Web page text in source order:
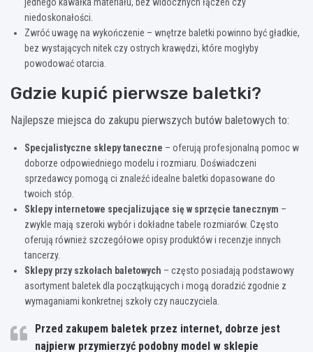
niedoskonałości.
Zwróć uwagę na wykończenie – wnętrze baletki powinno być gładkie,
bez wystających nitek czy ostrych krawędzi, które mogłyby
powodować otarcia.
Gdzie kupić pierwsze baletki?
Najlepsze miejsca do zakupu pierwszych butów baletowych to:
Specjalistyczne sklepy taneczne – oferują profesjonalną pomoc w
doborze odpowiedniego modelu i rozmiaru. Doświadczeni
sprzedawcy pomogą ci znaleźć idealne baletki dopasowane do
twoich stóp.
Sklepy internetowe specjalizujące się w sprzęcie tanecznym –
zwykle mają szeroki wybór i dokładne tabele rozmiarów. Często
oferują również szczegółowe opisy produktów i recenzje innych
tancerzy.
Sklepy przy szkołach baletowych – często posiadają podstawowy
asortyment baletek dla początkujących i mogą doradzić zgodnie z
wymaganiami konkretnej szkoły czy nauczyciela.
Przed zakupem baletek przez internet, dobrze jest
najpierw przymierzyć podobny model w sklepie